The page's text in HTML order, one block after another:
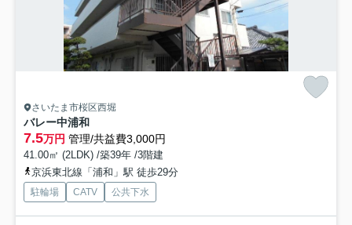
さいたま市桜区西堀
バレー中浦和
7.5万円 管理/共益費3,000円
41.00㎡ (2LDK) /築39年 /3階建
京浜東北線「浦和」駅 徒歩29分
駐輪場 CATV 公共下水